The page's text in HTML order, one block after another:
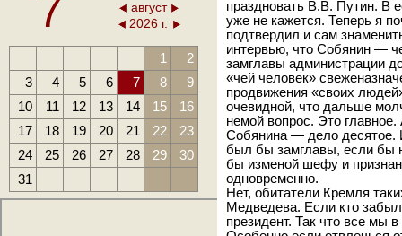
7
август
2026 г.
1
2
3
4 5 6 7 8
9
10
11 12 13 14 15
16
17
18 19 20 21 22
23
24
25 26 27 28 29
30
31
праздновать В.В. Путин. В
уже не кажется. Теперь я
подтвердил и сам
интервью, что Собянин —
замглавы администрации
«чей человек»
продвижения «своих
очевидной, что дальше
немой вопрос. Это главное.
Собянина — дело десятое.
был бы замглавы, если бы
бы изменой шефу и
одновременно.
Нет, обитатели Кремля
Медведева. Если кто
президент. Так что все мы